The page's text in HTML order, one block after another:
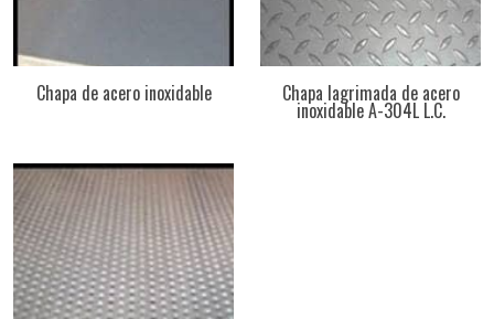
Chapa de acero inoxidable Chapa lagrimada de acero
inoxidable A-304L L.C.